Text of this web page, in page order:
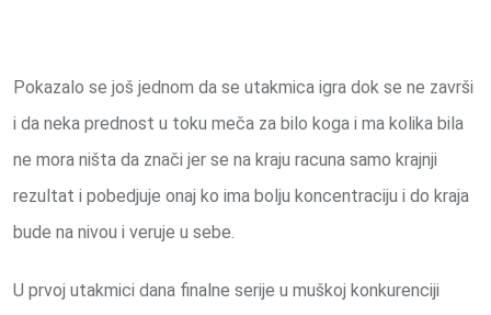
Pokazalo se još jednom da se utakmica igra dok se ne završi
i da neka prednost u toku meča za bilo koga i ma kolika bila
ne mora ništa da znači jer se na kraju racuna samo krajnji
rezultat i pobedjuje onaj ko ima bolju koncentraciju i do kraja
bude na nivou i veruje u sebe.
U prvoj utakmici dana finalne serije u muškoj konkurenciji